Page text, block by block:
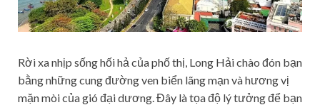
Rời xa nhịp sống hối hả của phố thị, Long Hải chào đón bạn
bằng những cung đường ven biển lãng mạn và hương vị
mặn mòi của gió đại dương. Đây là tọa độ lý tưởng để bạn